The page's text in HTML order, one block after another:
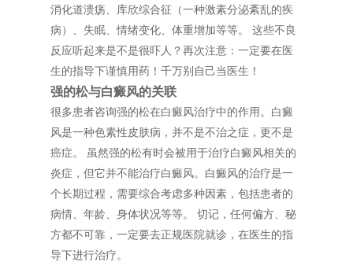
消化道溃疡、库欣综合征（一种激素分泌紊乱的疾
病）、失眠、情绪变化、体重增加等等。 这些不良
反应听起来是不是很吓人？再次注意：一定要在医
生的指导下谨慎用药！千万别自己当医生！
强的松与白癜风的关联
很多患者咨询强的松在白癜风治疗中的作用。白癜
风是一种色素性皮肤病，并不是不治之症，更不是
癌症。 虽然强的松有时会被用于治疗白癜风相关的
炎症，但它并不能治疗白癜风。白癜风的治疗是一
个长期过程，需要综合考虑多种因素，包括患者的
病情、年龄、身体状况等等。 切记，任何偏方、秘
方都不可靠，一定要去正规医院就诊，在医生的指
导下进行治疗。